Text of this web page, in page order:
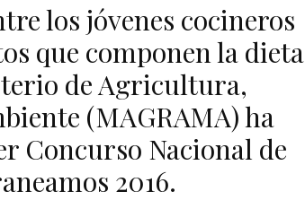
los jóvenes cocineros
que componen la dieta
de Agricultura,
(MAGRAMA) ha
Concurso Nacional de
2016.